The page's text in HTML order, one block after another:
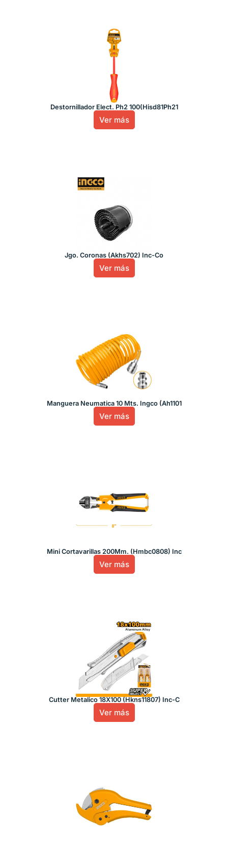
Destornillador Elect. Ph2 100(Hisd81Ph21
Ver más
Jgo. Coronas (Akhs702) Inc-Co
Ver más
Manguera Neumatica 10 Mts. Ingco (Ah1101
Ver más
Mini Cortavarillas 200Mm. (Hmbc0808) Inc
Ver más
Cutter Metalico 18X100 (Hkns11807) Inc-C
Ver más